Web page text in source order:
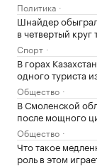
Политика
Шнайдер
в четвертый
Спорт
В горах
одного туриста
Общество
В Смоленской
после мощного
Общество
Что такое
роль в этом